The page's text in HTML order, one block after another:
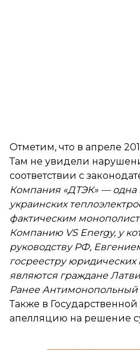
Отметим, что в апреле
Там не увидели
соответствии с
Компания «ДТЭК» — одна
украинских
фактическим
Компанию VS Energy, у
руководству РФ,
госреестру
являются граждане
Ранее Антимонопольный
Также в
апелляцию на решение